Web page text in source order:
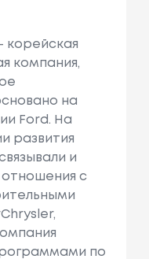
корейская
компания,
на
Ford. На
развития
и
с
по